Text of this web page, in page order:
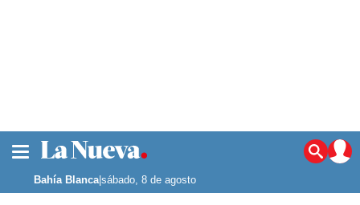
Noticias
La ciudad
Punta Alta
Bahía Blanca|sábado, 8 de agosto